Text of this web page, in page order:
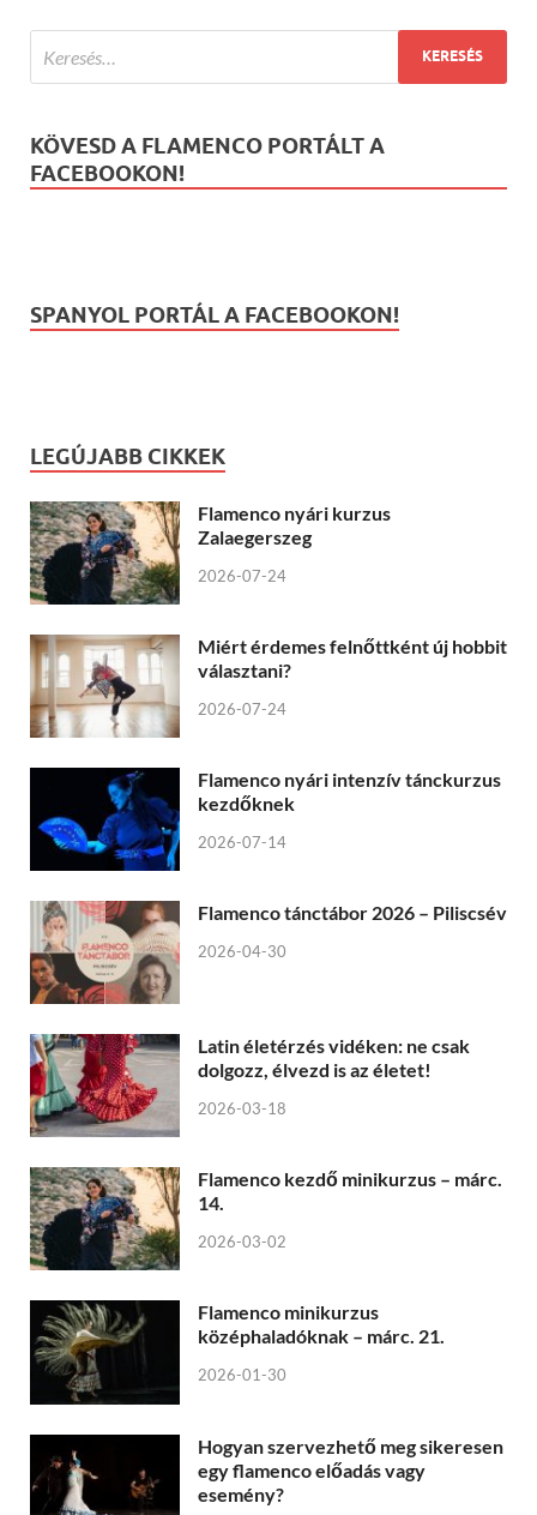
KÖVESD A FLAMENCO PORTÁLT A
FACEBOOKON!
SPANYOL PORTÁL A FACEBOOKON!
LEGÚJABB CIKKEK
Flamenco nyári kurzus
Zalaegerszeg
2026-07-24
Miért érdemes felnőttként új hobbit
választani?
2026-07-24
Flamenco nyári intenzív tánckurzus
kezdőknek
2026-07-14
Flamenco tánctábor 2026 – Piliscsév
2026-04-30
Latin életérzés vidéken: ne csak
dolgozz, élvezd is az életet!
2026-03-18
Flamenco kezdő minikurzus – márc.
14.
2026-03-02
Flamenco minikurzus
középhaladóknak – márc. 21.
2026-01-30
Hogyan szervezhető meg sikeresen
egy flamenco előadás vagy
esemény?